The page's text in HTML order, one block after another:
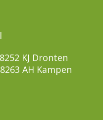
KJ Dronten
AH Kampen